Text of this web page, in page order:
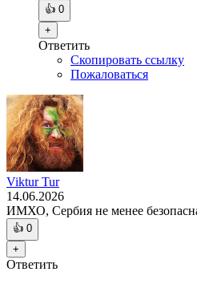
👍 0
+
Ответить
Скопировать ссылку
Пожаловаться
Viktur Tur
14.06.2026
ИМХО, Сербия не менее
👍 0
+
Ответить